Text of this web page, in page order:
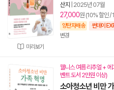
미리보기
산지
2025년 07월
27,000원 (10% 할인 /
양탄자배송 썬데이
변경
웰니스 여름 리추얼 + 에
벤트 도서 2만원 이상)
소아청소년 비만